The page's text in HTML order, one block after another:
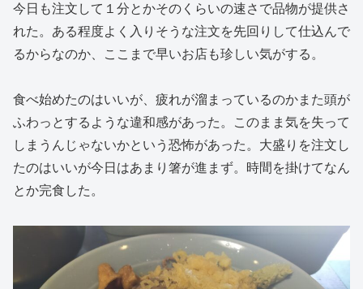
今日も注文して１分とかそのくらいの速さで品物が提供さ
れた。ある程度よく入りそうな注文を先回りして仕込んで
るからなのか、ここまで早いお店も珍しい気がする。
食べ始めたのはいいが、疲れが溜まっているのかまた頭が
ふわっとするような違和感があった。このまま気を失って
しまうんじゃないかという恐怖があった。大盛りを注文し
たのはいいが今日はあまり箸が進まず。時間を掛けてなん
とか完食した。